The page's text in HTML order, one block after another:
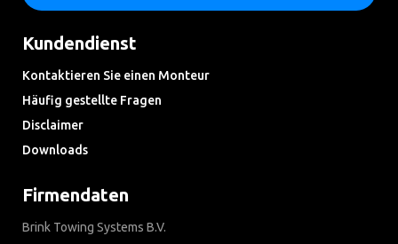
Kundendienst
Kontaktieren Sie einen Monteur
Häufig gestellte Fragen
Disclaimer
Downloads
Firmendaten
Brink Towing Systems B.V.